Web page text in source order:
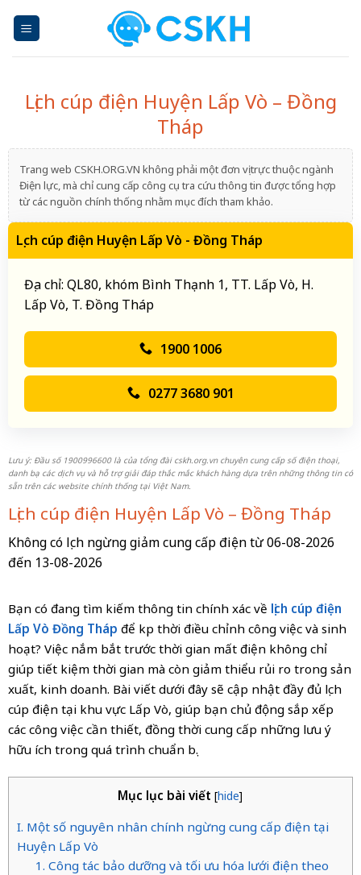
Lịch cúp điện Huyện Lấp Vò – Đồng
Tháp
Trang web CSKH.ORG.VN không phải một đơn vị trực thuộc ngành
Điện lực, mà chỉ cung cấp công cụ tra cứu thông tin được tổng hợp
từ các nguồn chính thống nhằm mục đích tham khảo.
Lịch cúp điện Huyện Lấp Vò - Đồng Tháp
Địa chỉ: QL80, khóm Bình Thạnh 1, TT. Lấp Vò, H.
Lấp Vò, T. Đồng Tháp
1900 1006
0277 3680 901
Lưu ý: Đầu số 1900996600 là của tổng đài cskh.org.vn chuyên cung cấp số điện thoại,
danh bạ các dịch vụ và hỗ trợ giải đáp thắc mắc khách hàng dựa trên những thông tin có
sẵn trên các website chính thống tại Việt Nam.
Lịch cúp điện Huyện Lấp Vò – Đồng Tháp
Không có lịch ngừng giảm cung cấp điện từ 06-08-2026
đến 13-08-2026
Bạn có đang tìm kiếm thông tin chính xác về lịch cúp điện
Lấp Vò Đồng Tháp để kịp thời điều chỉnh công việc và sinh
hoạt? Việc nắm bắt trước thời gian mất điện không chỉ
giúp tiết kiệm thời gian mà còn giảm thiểu rủi ro trong sản
xuất, kinh doanh. Bài viết dưới đây sẽ cập nhật đầy đủ lịch
cúp điện tại khu vực Lấp Vò, giúp bạn chủ động sắp xếp
các công việc cần thiết, đồng thời cung cấp những lưu ý
hữu ích trong quá trình chuẩn bị.
Mục lục bài viết [hide]
I. Một số nguyên nhân chính ngừng cung cấp điện tại
Huyện Lấp Vò
1. Công tác bảo dưỡng và tối ưu hóa lưới điện theo